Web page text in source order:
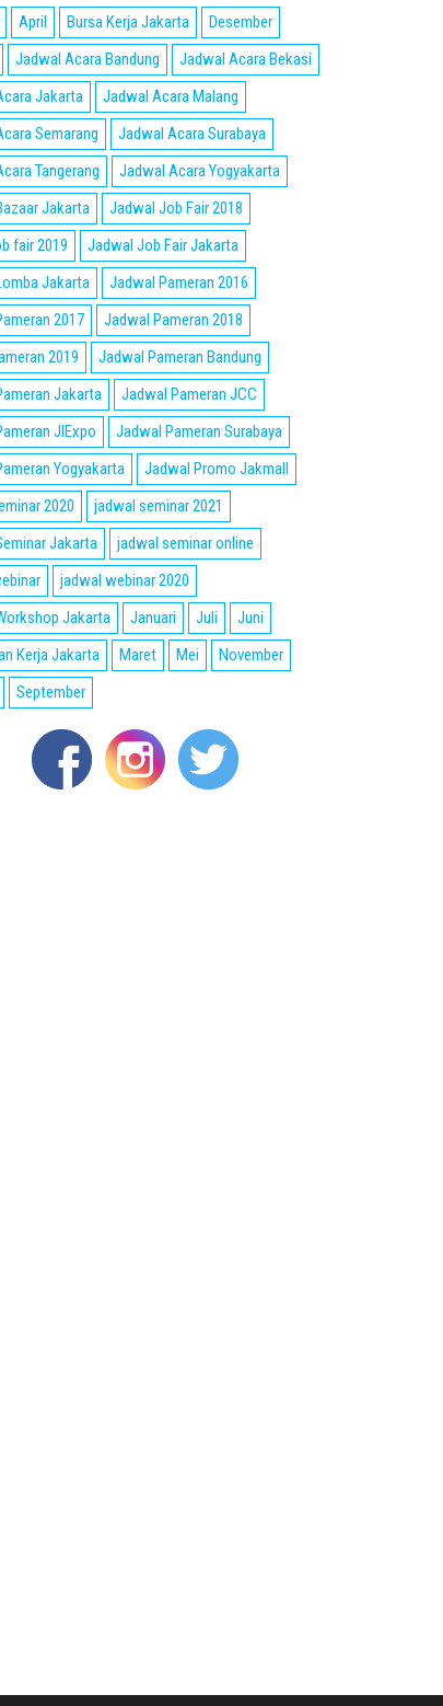
April Bursa Kerja Jakarta
Desember
Jadwal Acara Bandung
Jadwal Acara Bekasi
Jakarta
Jadwal Acara Malang
Semarang
Jadwal Acara Surabaya
Tangerang
Jadwal Acara Yogyakarta
Jakarta
Jadwal Job Fair 2018
fair 2019
Jadwal Job Fair Jakarta
Jakarta
Jadwal Pameran 2016
2017
Jadwal Pameran 2018
2019
Jadwal Pameran Bandung
Jakarta
Jadwal Pameran JCC
JIExpo
Jadwal Pameran Surabaya
Yogyakarta
Jadwal Promo Jakmall
2020
jadwal seminar 2021
Jakarta
jadwal seminar online
jadwal webinar 2020
Jakarta
Januari Juli
Juni
Kerja Jakarta
Maret Mei
November
September